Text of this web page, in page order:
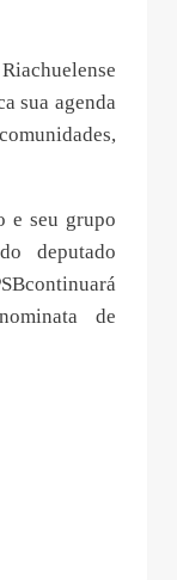
sua agenda
e seu grupo
deputado
de